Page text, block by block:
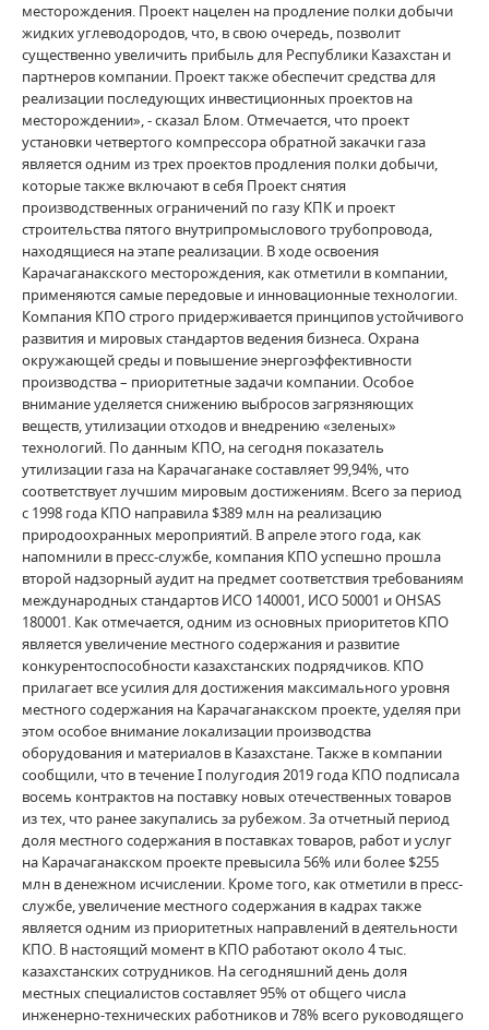
месторождения. Проект нацелен на продление полки добычи
жидких углеводородов, что, в свою очередь, позволит
существенно увеличить прибыль для Республики Казахстан и
партнеров компании. Проект также обеспечит средства для
реализации последующих инвестиционных проектов на
месторождении», - сказал Блом. Отмечается, что проект
установки четвертого компрессора обратной закачки газа
является одним из трех проектов продления полки добычи,
которые также включают в себя Проект снятия
производственных ограничений по газу КПК и проект
строительства пятого внутрипромыслового трубопровода,
находящиеся на этапе реализации. В ходе освоения
Карачаганакского месторождения, как отметили в компании,
применяются самые передовые и инновационные технологии.
Компания КПО строго придерживается принципов устойчивого
развития и мировых стандартов ведения бизнеса. Охрана
окружающей среды и повышение энергоэффективности
производства – приоритетные задачи компании. Особое
внимание уделяется снижению выбросов загрязняющих
веществ, утилизации отходов и внедрению «зеленых»
технологий. По данным КПО, на сегодня показатель
утилизации газа на Карачаганаке составляет 99,94%, что
соответствует лучшим мировым достижениям. Всего за период
с 1998 года КПО направила $389 млн на реализацию
природоохранных мероприятий. В апреле этого года, как
напомнили в пресс-службе, компания КПО успешно прошла
второй надзорный аудит на предмет соответствия требованиям
международных стандартов ИСО 140001, ИСО 50001 и OHSAS
180001. Как отмечается, одним из основных приоритетов КПО
является увеличение местного содержания и развитие
конкурентоспособности казахстанских подрядчиков. КПО
прилагает все усилия для достижения максимального уровня
местного содержания на Карачаганакском проекте, уделяя при
этом особое внимание локализации производства
оборудования и материалов в Казахстане. Также в компании
сообщили, что в течение I полугодия 2019 года КПО подписала
восемь контрактов на поставку новых отечественных товаров
из тех, что ранее закупались за рубежом. За отчетный период
доля местного содержания в поставках товаров, работ и услуг
на Карачаганакском проекте превысила 56% или более $255
млн в денежном исчислении. Кроме того, как отметили в пресс-
службе, увеличение местного содержания в кадрах также
является одним из приоритетных направлений в деятельности
КПО. В настоящий момент в КПО работают около 4 тыс.
казахстанских сотрудников. На сегодняшний день доля
местных специалистов составляет 95% от общего числа
инженерно-технических работников и 78% всего руководящего